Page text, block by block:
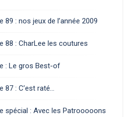
89 : nos jeux de l’année 2009
88 : CharLee les coutures
: Le gros Best-of
87 : C’est raté…
spécial : Avec les Patrooooons